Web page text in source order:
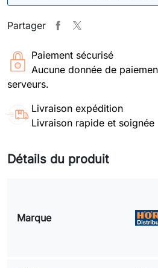
Partager
Paiement sécurisé
Aucune donnée de
serveurs.
Livraison expédition
Livraison rapide et soignée
Détails du produit
Marque